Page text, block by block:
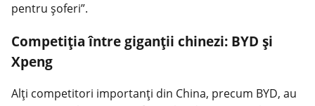
pentru șoferi”.
Competiția între giganții chinezi: BYD și
Xpeng
Alți competitori importanți din China, precum BYD, au